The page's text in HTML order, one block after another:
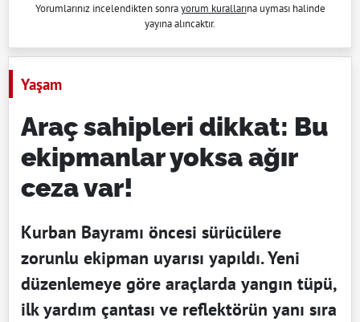
Yorumlarınız incelendikten sonrayorum kurallarına uyması halinde
yayına alıncaktır.
Yaşam
Araç sahipleri dikkat: Bu
ekipmanlar yoksa ağır
ceza var!
Kurban Bayramı öncesi sürücülere
zorunlu ekipman uyarısı yapıldı. Yeni
düzenlemeye göre araçlarda yangın tüpü,
ilk yardım çantası ve reflektörün yanı sıra